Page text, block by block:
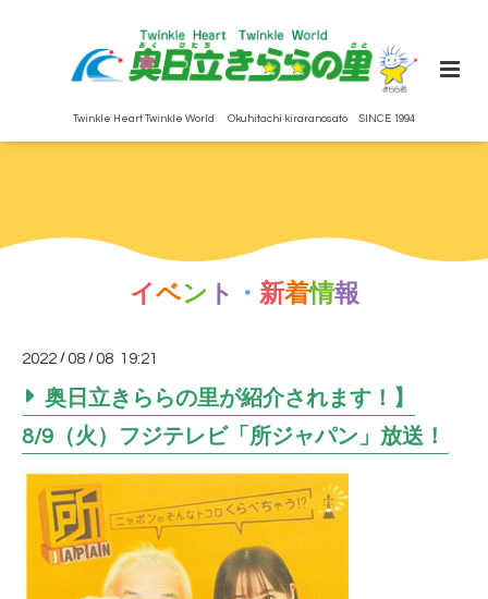
Twinkle Heart Twinkle World Okuhitachi kiraranosato SINCE 1994
イ ベン ト ・ 新着情報
2022 /08 /08 19:21
奥日立きららの里が紹介されます！】
8/9（火）フジテレビ「所ジャパン」放送！